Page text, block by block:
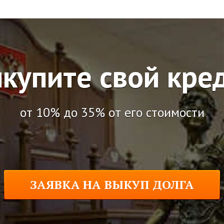
свой
от 10% до 35% от его стоимости
ЗАЯВКА НА ВЫКУП ДОЛГА